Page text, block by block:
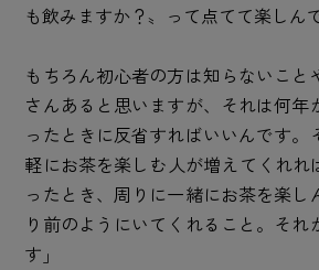
も飲みますか？〟って点てて楽しん
もちろん初心者の方は知らないこと
さんあると思いますが、それは何年
ったときに反省すればいいんです。
軽にお茶を楽しむ人が増えてくれれ
ったとき、周りに一緒にお茶を楽し
り前のようにいてくれること。それ
す」